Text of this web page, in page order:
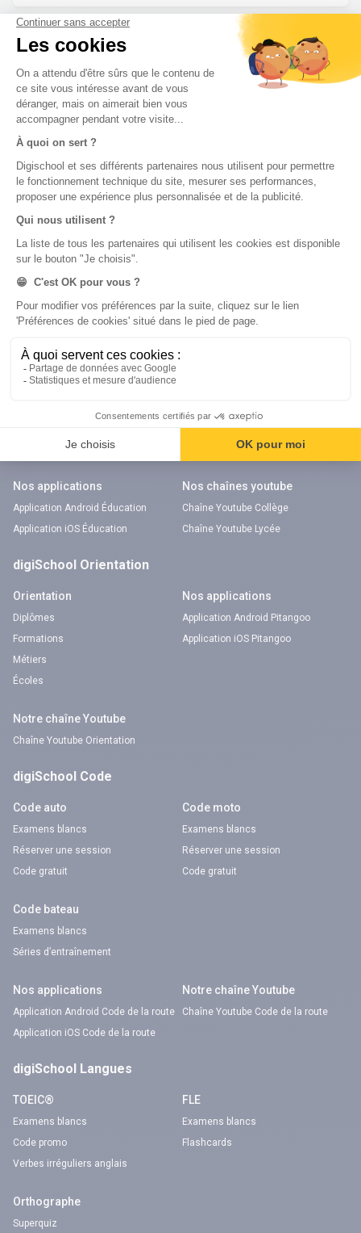
Pas de réponse à ton problème ? Poste une
question !
digiSchool Éducation
Nos cours
Mathématiques
Histoire-géographie
Français
SVT
Physique-Chimie
Brevet des collèges
Brevet des collèges
Nos applications
Application Android Éducation
Application iOS Éducation
Nos chaînes youtube
Chaîne Youtube Collège
Chaîne Youtube Lycée
digiSchool Orientation
Orientation
Diplômes
Formations
Métiers
Écoles
Nos applications
Application Android Pitangoo
Application iOS Pitangoo
Notre chaîne Youtube
Chaîne Youtube Orientation
digiSchool Code
Code auto
Examens blancs
Réserver une session
Code gratuit
Code moto
Examens blancs
Réserver une session
Code gratuit
Code bateau
Examens blancs
Séries d’entraînement
Nos applications
Application Android Code de la route
Application iOS Code de la route
Notre chaîne Youtube
Chaîne Youtube Code de la route
digiSchool Langues
TOEIC®
Examens blancs
Code promo
Verbes irréguliers anglais
FLE
Examens blancs
Flashcards
Orthographe
Superquiz